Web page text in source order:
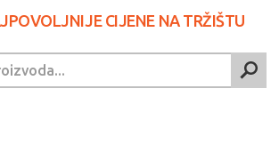
CIJENE NA TRŽIŠTU